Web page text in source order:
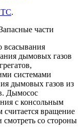
ТС.
части
всасывания
дымовых газов
системами
дымовых газов из
Дымосос
с консольным
вращение
смотреть со стороны